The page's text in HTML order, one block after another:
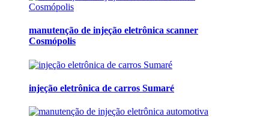
manutenção de injeção eletrônica scanner
Cosmópolis
injeção eletrônica de carros Sumaré